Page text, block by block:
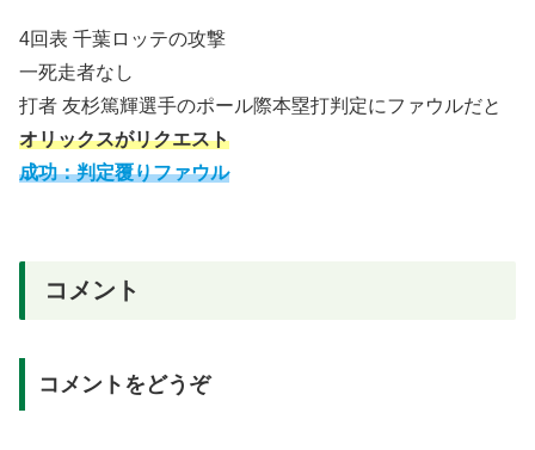
4回表 千葉ロッテの攻撃
一死走者なし
打者 友杉篤輝選手のポール際本塁打判定にファウルだと
オリックスがリクエスト
成功：判定覆りファウル
コメント
コメントをどうぞ